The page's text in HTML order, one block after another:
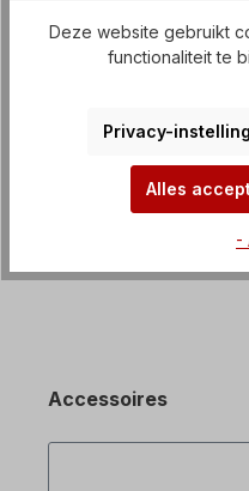
Beschrijving
Haakse motorreductor
Hz, 3 x 265/460 V-60
Kenmerken
Downloaden
Accessoires
Deze website gebruikt
functionaliteit te
Privacy-
Alles
-